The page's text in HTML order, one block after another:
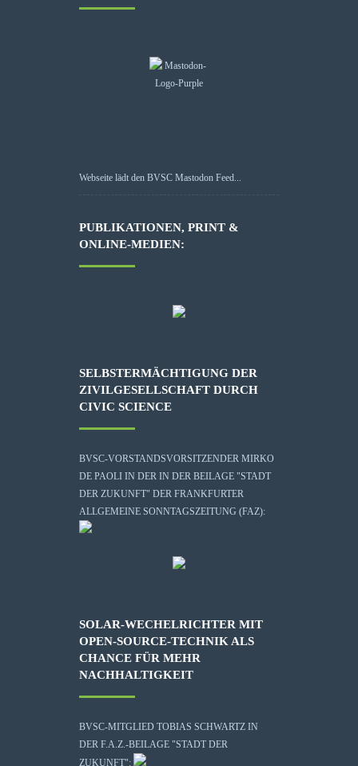
Webseite lädt den BVSC Mastodon Feed...
PUBLIKATIONEN, PRINT &
ONLINE-MEDIEN:
SELBSTERMÄCHTIGUNG DER
ZIVILGESELLSCHAFT DURCH
CIVIC SCIENCE
BVSC-VORSTANDSVORSITZENDER MIRKO
DE PAOLI IN DER IN DER BEILAGE "STADT
DER ZUKUNFT" DER FRANKFURTER
ALLGEMEINE SONNTAGSZEITUNG (FAZ):
SOLAR-WECHELRICHTER MIT
OPEN-SOURCE-TECHNIK ALS
CHANCE FÜR MEHR
NACHHALTIGKEIT
BVSC-MITGLIED TOBIAS SCHWARTZ IN
DER F.A.Z.-BEILAGE "STADT DER
ZUKUNFT":